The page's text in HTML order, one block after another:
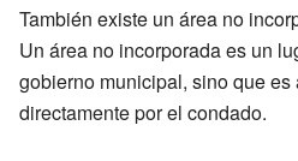
También existe un área no
Un área no incorporada es un
gobierno municipal, sino que es
directamente por el condado.